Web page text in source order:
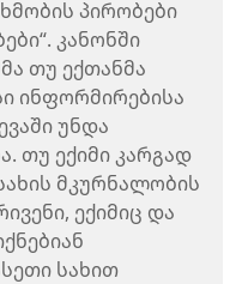
პირობები
კანონში
თუ ექთანმა
ინფორმირებისა
უნდა
თუ ექიმი კარგად
მკურნალობის
ექიმიც და
სახით